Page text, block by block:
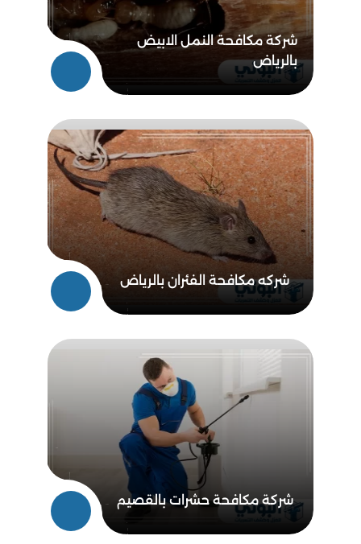
شركة مكافحة النمل الابيض
بالرياض
شركه مكافحة الفئران بالرياض
شركة مكافحة حشرات بالقصيم